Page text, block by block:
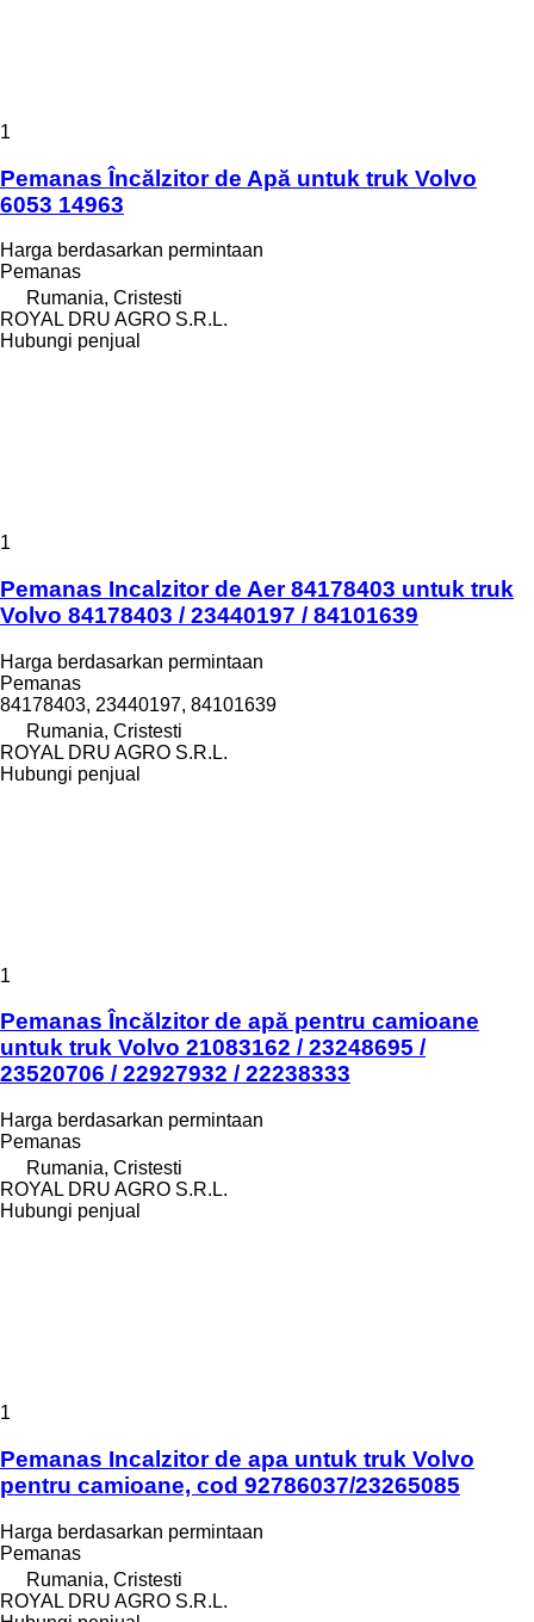
1
Pemanas Încălzitor de Apă untuk truk Volvo
6053 14963
Harga berdasarkan permintaan
Pemanas
Rumania, Cristesti
ROYAL DRU AGRO S.R.L.
Hubungi penjual
1
Pemanas Incalzitor de Aer 84178403 untuk truk
Volvo 84178403 / 23440197 / 84101639
Harga berdasarkan permintaan
Pemanas
84178403, 23440197, 84101639
Rumania, Cristesti
ROYAL DRU AGRO S.R.L.
Hubungi penjual
1
Pemanas Încălzitor de apă pentru camioane
untuk truk Volvo 21083162 / 23248695 /
23520706 / 22927932 / 22238333
Harga berdasarkan permintaan
Pemanas
Rumania, Cristesti
ROYAL DRU AGRO S.R.L.
Hubungi penjual
1
Pemanas Incalzitor de apa untuk truk Volvo
pentru camioane, cod 92786037/23265085
Harga berdasarkan permintaan
Pemanas
Rumania, Cristesti
ROYAL DRU AGRO S.R.L.